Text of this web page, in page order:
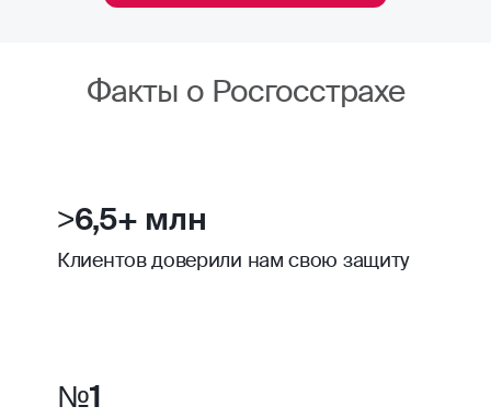
Факты о Росгосстрахе
>6,5+ млн
Клиентов доверили нам свою защиту
№1